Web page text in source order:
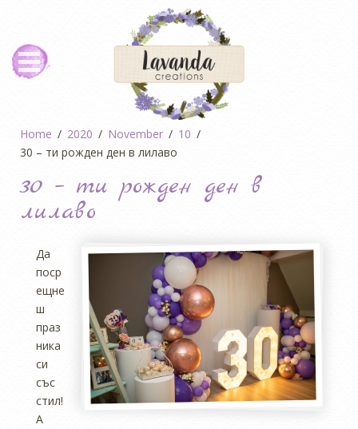
Home 2020 November
10
30 – ти рожден ден в лилаво
30 – ти рожден ден в
лилаво
Да
поср
ещне
ш
праз
ника
си
със
стил!
А